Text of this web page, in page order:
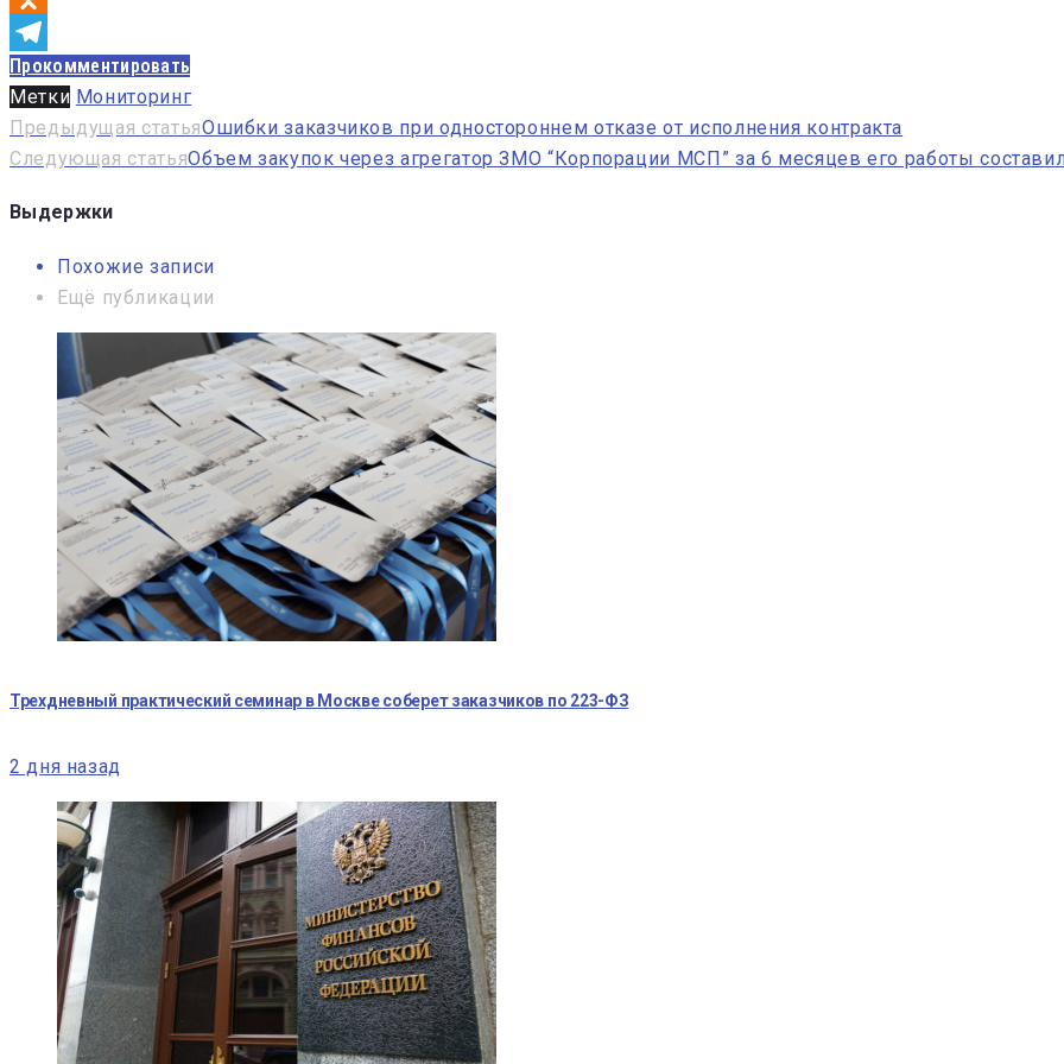
Odnoklassniki
Telegram
Прокомментировать
Метки Мониторинг
Навигация
по
записям
Предыдущая статьяОшибки заказчиков при одностороннем отказе от исполнения контракта
Следующая статьяОбъем закупок через агрегатор ЗМО “Корпорации МСП” за 6 месяцев его работы
Выдержки
Похожие записи
Ещё публикации
Трехдневный практический семинар в Москве соберет заказчиков по 223-ФЗ
2 дня назад